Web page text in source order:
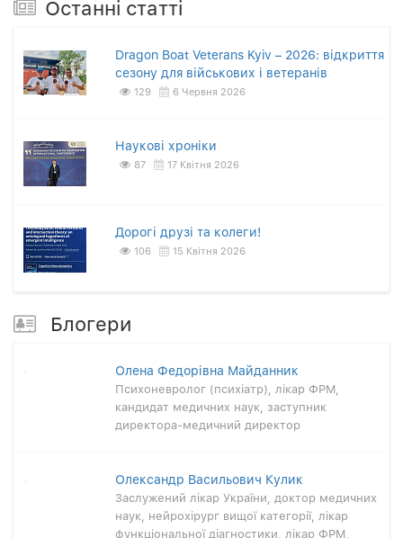
Останнi статтi
Dragon Boat Veterans Kyiv – 2026: відкриття
сезону для військових і ветеранів
129 6 Червня 2026
Наукові хроніки
87 17 Квітня 2026
Дорогі друзі та колеги!
106 15 Квітня 2026
Блогери
Олена Федорівна Майданник
Психоневролог (психіатр), лікар ФРМ,
кандидат медичних наук, заступник
директора-медичний директор
Олександр Васильович Кулик
Заслужений лікар України, доктор медичних
наук, нейрохірург вищої категорії, лікар
функціональної діагностики, лікар ФРМ,